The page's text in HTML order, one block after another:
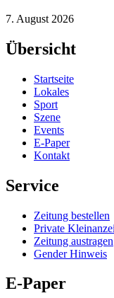
7. August 2026
Übersicht
Startseite
Lokales
Sport
Szene
Events
E-Paper
Kontakt
Service
Zeitung bestellen
Private
Zeitung austragen
Gender Hinweis
E-Paper